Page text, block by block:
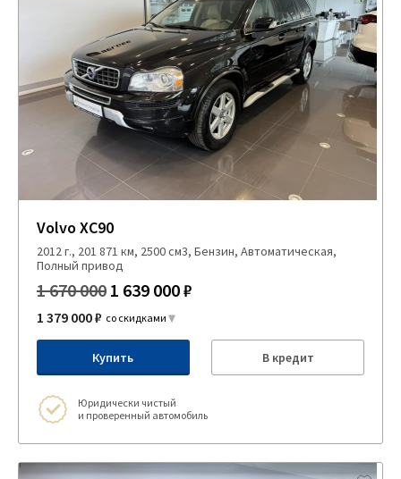
Volvo XC90
2012 г., 201 871 км, 2500 см3, Бензин, Автоматическая,
Полный привод
1 670 000 1 639 000 ₽
1 379 000 ₽ со скидками
Купить В кредит
Юридически чистый
и проверенный автомобиль